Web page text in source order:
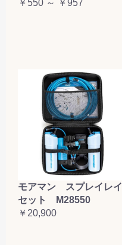
￥550 ～ ￥957
モアマン スプレイレイ
セット M28550
￥20,900